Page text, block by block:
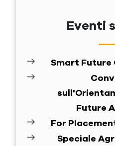
Eventi
Smart Future
Future
For
Speciale